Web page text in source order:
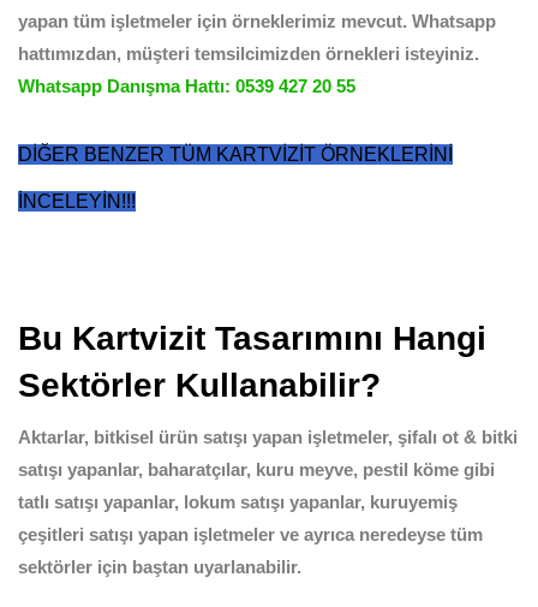
yapan tüm işletmeler için örneklerimiz mevcut. Whatsapp
hattımızdan, müşteri temsilcimizden örnekleri isteyiniz.
Whatsapp Danışma Hattı: 0539 427 20 55
DİĞER BENZER TÜM KARTVİZİT ÖRNEKLERİNİ
İNCELEYİN!!!
Bu Kartvizit Tasarımını Hangi
Sektörler Kullanabilir?
Aktarlar, bitkisel ürün satışı yapan işletmeler, şifalı ot & bitki
satışı yapanlar, baharatçılar, kuru meyve, pestil köme gibi
tatlı satışı yapanlar, lokum satışı yapanlar, kuruyemiş
çeşitleri satışı yapan işletmeler ve ayrıca neredeyse tüm
sektörler için baştan uyarlanabilir.